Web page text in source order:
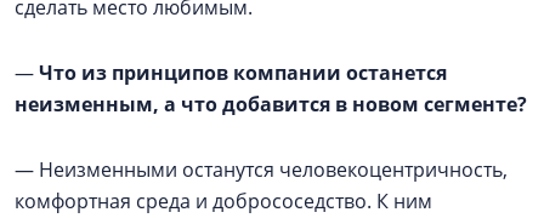
сделать место любимым.
—Что из принципов компании останется
неизменным, а что добавится в новом сегменте?
— Неизменными останутся человекоцентричность,
комфортная среда и добрососедство. К ним